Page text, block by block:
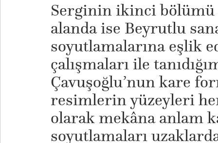
Serginin ikinci bölümü
alanda ise Beyrutlu
soyutlamalarına eşlik
çalışmaları ile
Çavuşoğlu’nun kare
resimlerin yüzeyleri
olarak mekâna anlam
soyutlamaları